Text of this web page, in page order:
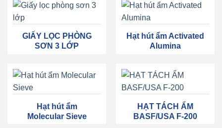
GIẤY LỌC PHÒNG
SƠN 3 LỚP
Hạt hút ẩm Activated
Alumina
Hạt hút ẩm
Molecular Sieve
HẠT TÁCH ẨM
BASF/USA F-200